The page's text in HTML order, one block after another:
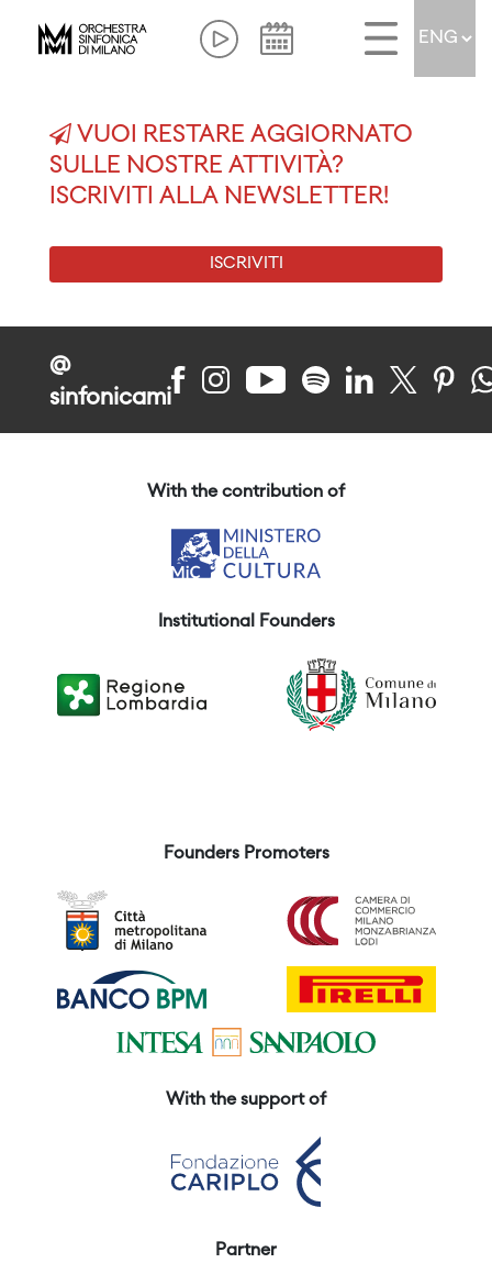
VUOI RESTARE AGGIORNATO
SULLE NOSTRE ATTIVITÀ?
ISCRIVITI ALLA NEWSLETTER!
ISCRIVITI
@
sinfonicami
With the contribution of
Institutional Founders
Founders Promoters
With the support of
Partner